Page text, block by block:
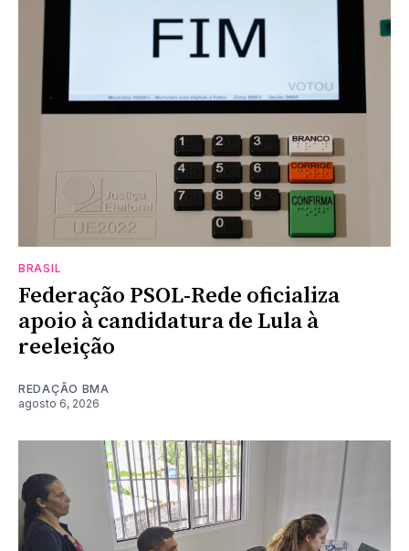
BRASIL
Federação PSOL-Rede oficializa
apoio à candidatura de Lula à
reeleição
REDAÇÃO BMA
agosto 6, 2026